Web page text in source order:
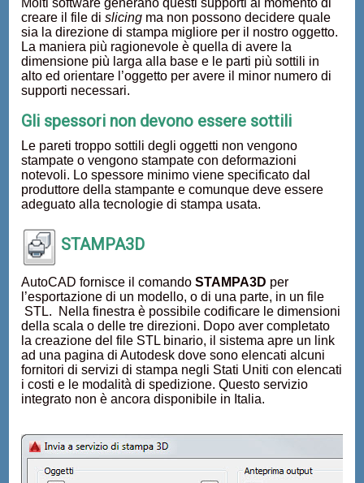
Molti software generano questi supporti al momento di
creare il file dislicing ma non possono decidere quale
sia la direzione di stampa migliore per il nostro oggetto.
La maniera più ragionevole è quella di avere la
dimensione più larga alla base e le parti più sottili in
alto ed orientare l’oggetto per avere il minor numero di
supporti necessari.
Gli spessori non devono essere sottili
Le pareti troppo sottili degli oggetti non vengono
stampate o vengono stampate con deformazioni
notevoli. Lo spessore minimo viene specificato dal
produttore della stampante e comunque deve essere
adeguato alla tecnologie di stampa usata.
STAMPA3D
AutoCAD fornisce il comandoSTAMPA3D per
l’esportazione di un modello, o di una parte, in un file
STL. Nella finestra è possibile codificare le dimensioni
della scala o delle tre direzioni. Dopo aver completato
la creazione del file STL binario, il sistema apre un link
ad una pagina di Autodesk dove sono elencati alcuni
fornitori di servizi di stampa negli Stati Uniti con elencati
i costi e le modalità di spedizione. Questo servizio
integrato non è ancora disponibile in Italia.